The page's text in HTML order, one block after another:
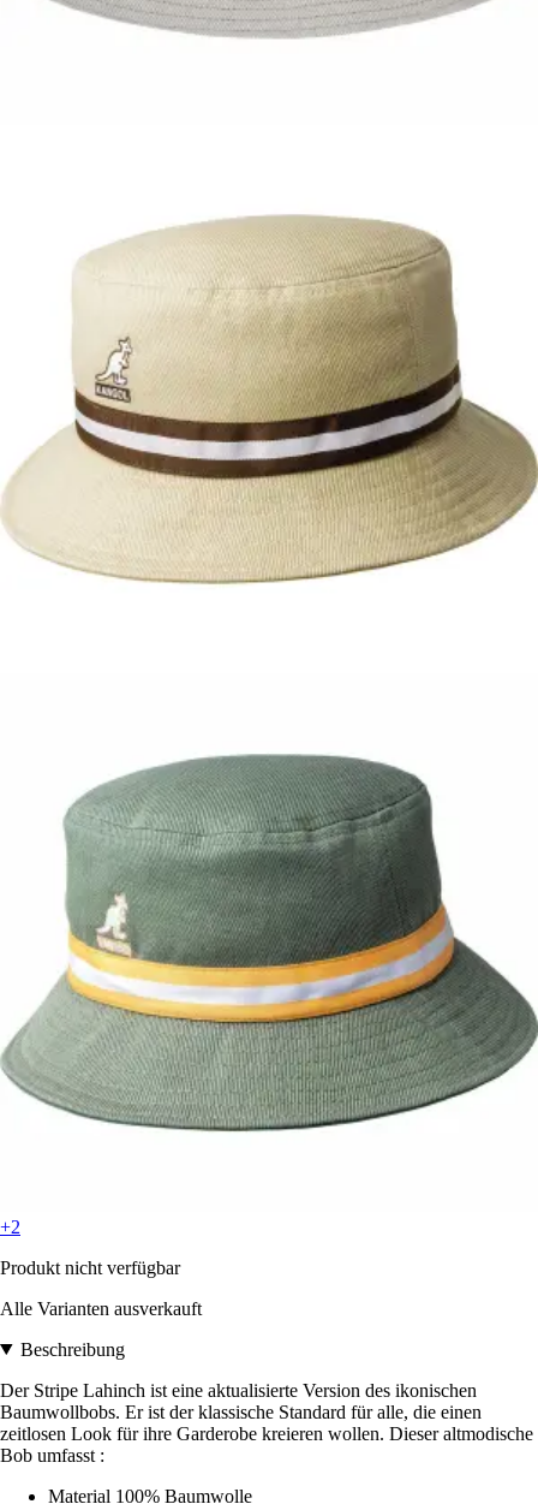
+2
Produkt nicht verfügbar
Alle Varianten ausverkauft
Beschreibung
Der Stripe Lahinch ist eine aktualisierte Version des ikonischen
Baumwollbobs. Er ist der klassische Standard für alle, die einen
zeitlosen Look für ihre Garderobe kreieren wollen. Dieser altmodische
Bob umfasst :
Material 100% Baumwolle